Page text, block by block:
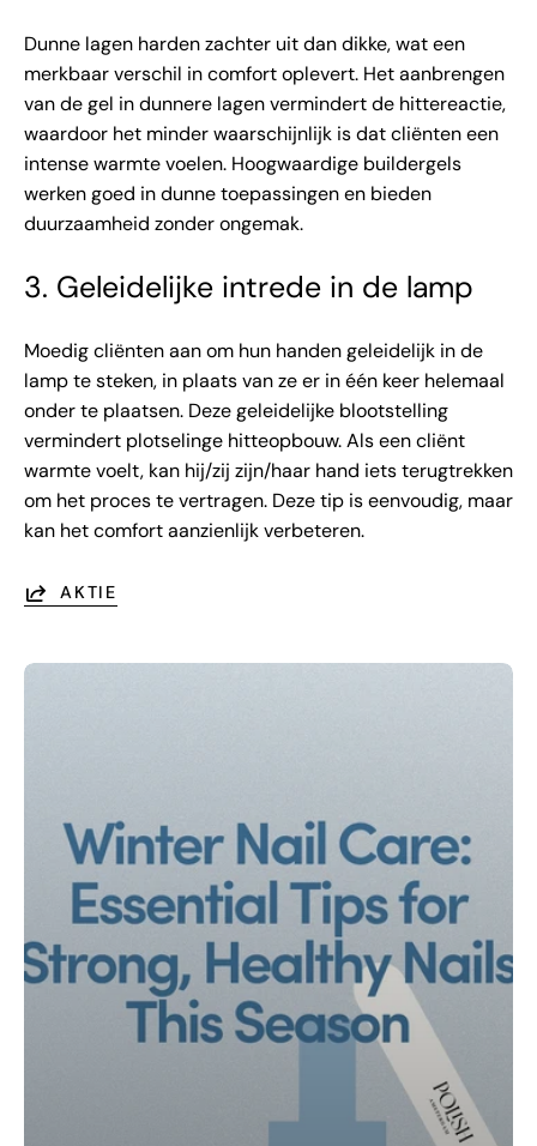
Dunne lagen harden zachter uit dan dikke, wat een
merkbaar verschil in comfort oplevert. Het aanbrengen
van de gel in dunnere lagen vermindert de hittereactie,
waardoor het minder waarschijnlijk is dat cliënten een
intense warmte voelen. Hoogwaardige buildergels
werken goed in dunne toepassingen en bieden
duurzaamheid zonder ongemak.
3. Geleidelijke intrede in de lamp
Moedig cliënten aan om hun handen geleidelijk in de
lamp te steken, in plaats van ze er in één keer helemaal
onder te plaatsen. Deze geleidelijke blootstelling
vermindert plotselinge hitteopbouw. ​​Als een cliënt
warmte voelt, kan hij/zij zijn/haar hand iets terugtrekken
om het proces te vertragen. Deze tip is eenvoudig, maar
kan het comfort aanzienlijk verbeteren.
AKTIE